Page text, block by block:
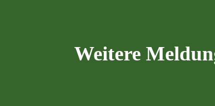
Weitere